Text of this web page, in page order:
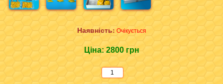
Наявність: Очікується
Ціна:2800 грн